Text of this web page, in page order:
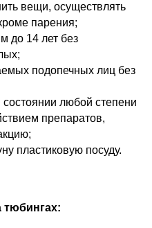
вещи, осуществлять
парения;
до 14 лет без
подопечных лиц без
любой степени
препаратов,
пластиковую посуду.
тюбингах: